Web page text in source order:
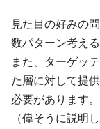
見た目の好みの
数パターン考え
また、ターゲッ
た層に対して提
必要があります。
（偉そうに説明